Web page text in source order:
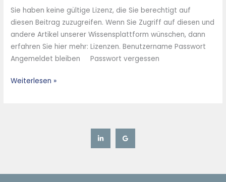
Sie haben keine gültige Lizenz, die Sie berechtigt auf
diesen Beitrag zuzugreifen. Wenn Sie Zugriff auf diesen und
andere Artikel unserer Wissensplattform wünschen, dann
erfahren Sie hier mehr: Lizenzen. Benutzername Passwort
Angemeldet bleiben Passwort vergessen
(Inner
Mongolia
China)–
Industrial
Sewage
Sludge
and
Weiterlesen »